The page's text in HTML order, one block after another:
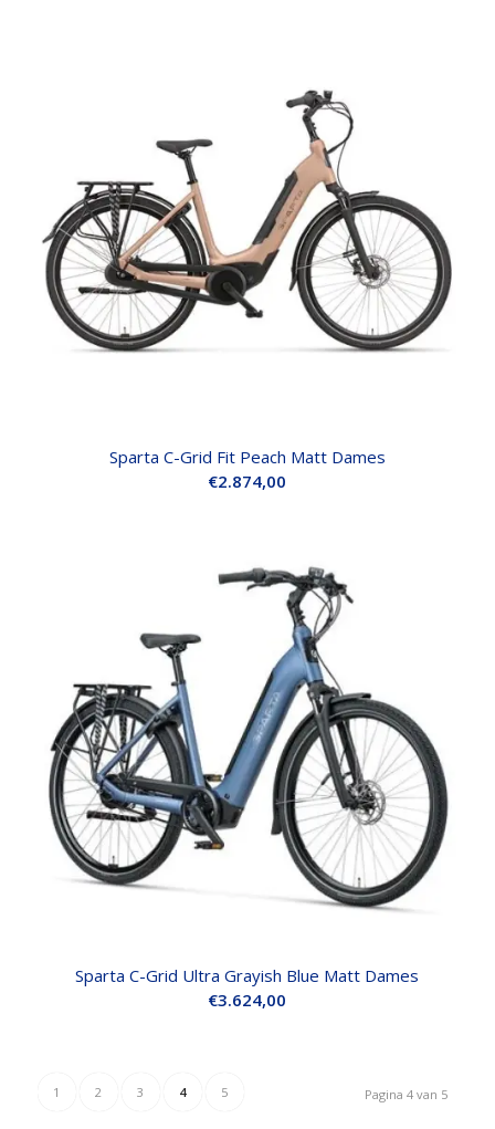
Sparta C-Grid Fit Peach Matt Dames
€2.874,00
Sparta C-Grid Ultra Grayish Blue Matt Dames
€3.624,00
Pagina 4 van 5
1 2 3 4 5